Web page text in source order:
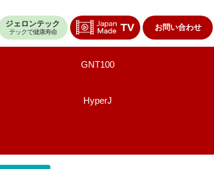
ジェロンテック
テックで健康寿命 お問い合わせ
GNT100
HyperJ